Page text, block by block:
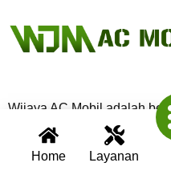
Home Layanan
Wijaya AC Mobil adalah
telah berpengalaman lebih
memberikan layanan